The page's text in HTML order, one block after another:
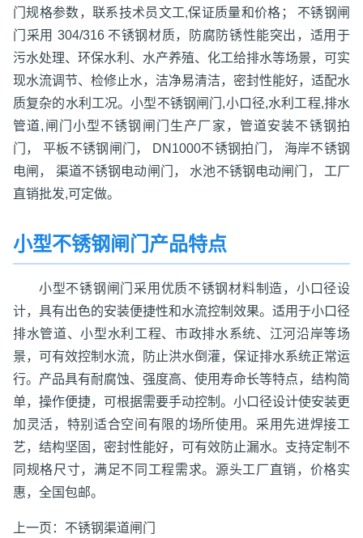
门规格参数，联系技术员文工,保证质量和价格； 不锈钢闸
门采用 304/316 不锈钢材质，防腐防锈性能突出，适用于
污水处理、环保水利、水产养殖、化工给排水等场景，可实
现水流调节、检修止水，洁净易清洁，密封性能好，适配水
质复杂的水利工况。小型不锈钢闸门,小口径,水利工程,排水
管道,闸门小型不锈钢闸门生产厂家，管道安装不锈钢拍
门， 平板不锈钢闸门， DN1000不锈钢拍门， 海岸不锈钢
电闸， 渠道不锈钢电动闸门， 水池不锈钢电动闸门， 工厂
直销批发,可定做。
小型不锈钢闸门产品特点
小型不锈钢闸门采用优质不锈钢材料制造，小口径设
计，具有出色的安装便捷性和水流控制效果。适用于小口径
排水管道、小型水利工程、市政排水系统、江河沿岸等场
景，可有效控制水流，防止洪水倒灌，保证排水系统正常运
行。产品具有耐腐蚀、强度高、使用寿命长等特点，结构简
单，操作便捷，可根据需要手动控制。小口径设计使安装更
加灵活，特别适合空间有限的场所使用。采用先进焊接工
艺，结构坚固，密封性能好，可有效防止漏水。支持定制不
同规格尺寸，满足不同工程需求。源头工厂直销，价格实
惠，全国包邮。
上一页： 不锈钢渠道闸门